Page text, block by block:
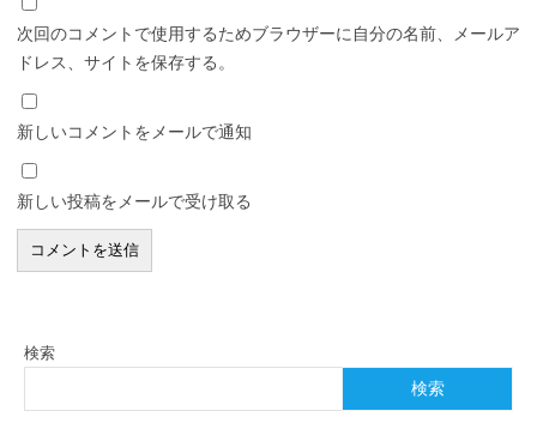
次回のコメントで使用するためブラウザーに自分の名前、メールア
ドレス、サイトを保存する。
新しいコメントをメールで通知
新しい投稿をメールで受け取る
検索
検索